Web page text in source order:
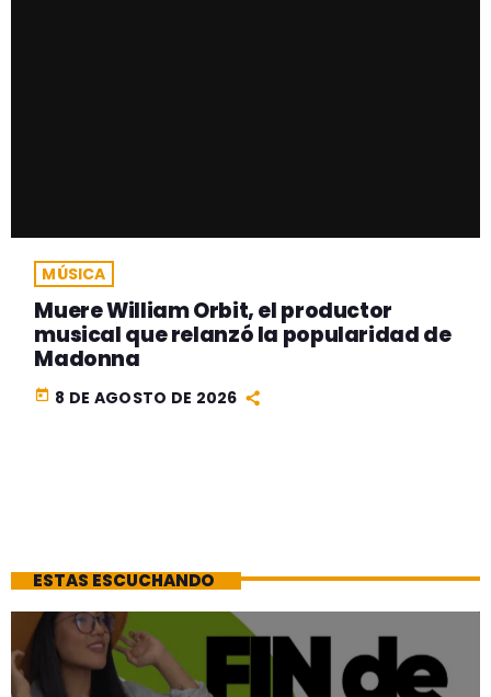
MÚSICA
Muere William Orbit, el productor
musical que relanzó la popularidad de
Madonna
today 8 DE AGOSTO DE 2026
ESTAS ESCUCHANDO